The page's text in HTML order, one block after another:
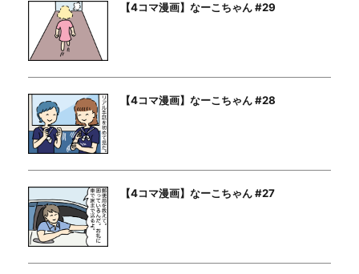
【4コマ漫画】なーこちゃん #29
【4コマ漫画】なーこちゃん #28
【4コマ漫画】なーこちゃん #27